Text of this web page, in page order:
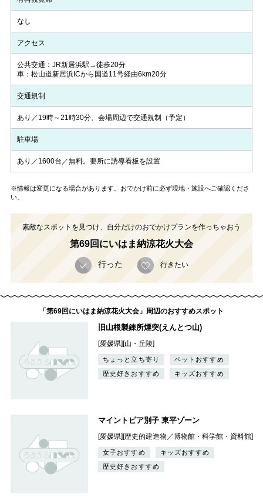
なし
アクセス
公共交通：JR新居浜駅→徒歩20分
車：松山道新居浜ICから国道11号経由6km20分
交通規制
あり／19時～21時30分、会場周辺で交通規制（予定）
駐車場
あり／1600台／無料。要所に誘導看板を設置
※情報は変更になる場合があります。おでかけ前に必ず現地・施設へご確認くださ
い。
素敵なスポットを見つけ、自分だけのおでかけプランを作っちゃおう
第69回にいはま納涼花火大会
行った 行きたい
「第69回にいはま納涼花火大会」周辺のおすすめスポット
旧山根製錬所煙突(えんとつ山)
[愛媛県][山・丘陵]
ちょっと立ち寄り
ペットおすすめ
歴史好きおすすめ
キッズおすすめ
マイントピア別子 東平ゾーン
[愛媛県][歴史的建造物／博物館・科学館・資料館]
女子おすすめ
キッズおすすめ
歴史好きおすすめ